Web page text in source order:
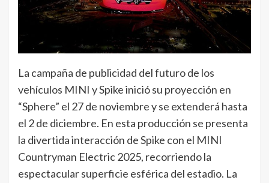
La campaña de publicidad del futuro de los
vehículos MINI y Spike inició su proyección en
“Sphere” el 27 de noviembre y se extenderá hasta
el 2 de diciembre. En esta producción se presenta
la divertida interacción de Spike con el MINI
Countryman Electric 2025, recorriendo la
espectacular superficie esférica del estadio. La